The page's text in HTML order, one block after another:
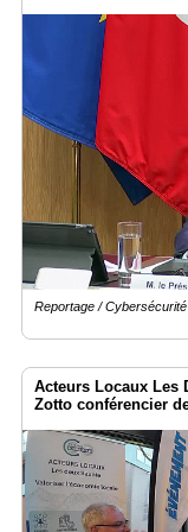
Reportage /
Acteurs Locaux Les
Zotto conférencier